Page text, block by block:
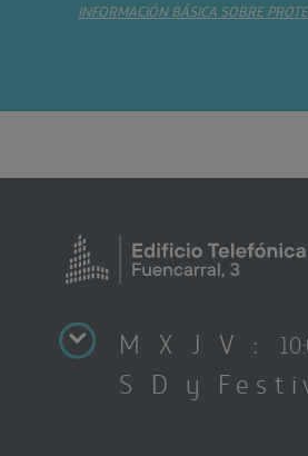
INFORMACIÓN BÁSICA SOBRE
M X J V :
S D y